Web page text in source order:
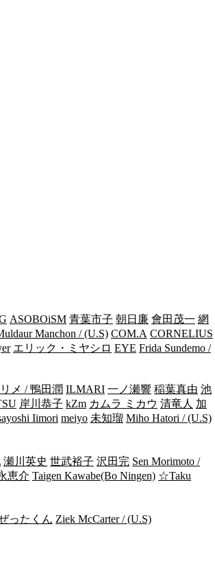
ASOBOiSM 青葉市子 朝日廉 會田茂一 網
Manchon / (U.S) COM.A CORNELIUS
エリック・ミヤシロ EYE Frida Sundemo /
メ / 鴨田潤 ILMARI 一ノ瀬響 稲葉真由 池
岸川恭子 kZm カムラ ミカウ 清竜人 加
Iimori meiyo 未知瑠 Miho Hatori / (U.S)
瀬川英史 世武裕子 沢田完 Sen Morimoto /
恵介 Taigen Kawabe(Bo Ningen) ☆Taku
ったくん Ziek McCarter / (U.S)